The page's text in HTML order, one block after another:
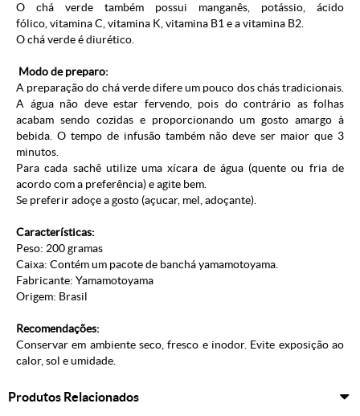
O chá verde também possui manganês, potássio, ácido
fólico, vitamina C, vitamina K, vitamina B1 e a vitamina B2.
O chá verde é diurético.
Modo de preparo:
A preparação do chá verde difere um pouco dos chás tradicionais.
A água não deve estar fervendo, pois do contrário as folhas
acabam sendo cozidas e proporcionando um gosto amargo à
bebida. O tempo de infusão também não deve ser maior que 3
minutos.
Para cada sachê utilize uma xícara de água (quente ou fria de
acordo com a preferência) e agite bem.
Se preferir adoçe a gosto (açucar, mel, adoçante).
Características:
Peso: 200 gramas
Caixa: Contém um pacote de banchá yamamotoyama.
Fabricante: Yamamotoyama
Origem: Brasil
Recomendações:
Conservar em ambiente seco, fresco e inodor. Evite exposição ao
calor, sol e umidade.
Produtos Relacionados